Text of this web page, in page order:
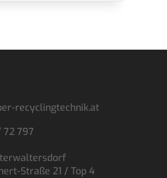
recyclingtechnik.at
797
Straße 21 / Top 4